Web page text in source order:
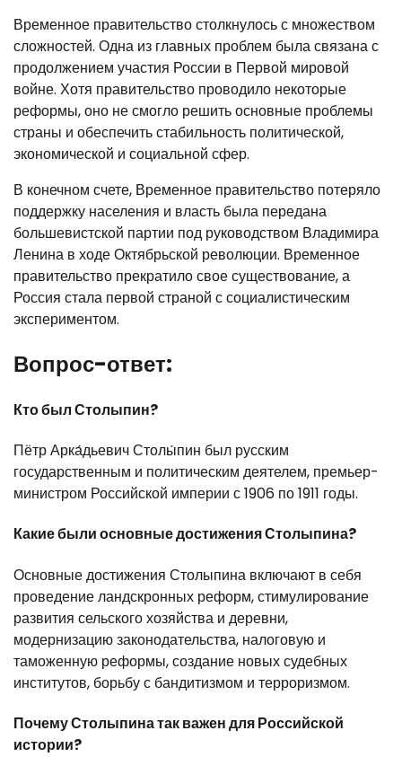
Временное правительство столкнулось с множеством
сложностей. Одна из главных проблем была связана с
продолжением участия России в Первой мировой
войне. Хотя правительство проводило некоторые
реформы, оно не смогло решить основные проблемы
страны и обеспечить стабильность политической,
экономической и социальной сфер.
В конечном счете, Временное правительство потеряло
поддержку населения и власть была передана
большевистской партии под руководством Владимира
Ленина в ходе Октябрьской революции. Временное
правительство прекратило свое существование, а
Россия стала первой страной с социалистическим
экспериментом.
Вопрос-ответ:
Кто был Столыпин?
Пётр Арка́дьевич Столы́пин был русским
государственным и политическим деятелем, премьер-
министром Российской империи с 1906 по 1911 годы.
Какие были основные достижения Столыпина?
Основные достижения Столыпина включают в себя
проведение ландскронных реформ, стимулирование
развития сельского хозяйства и деревни,
модернизацию законодательства, налоговую и
таможенную реформы, создание новых судебных
институтов, борьбу с бандитизмом и терроризмом.
Почему Столыпина так важен для Российской
истории?